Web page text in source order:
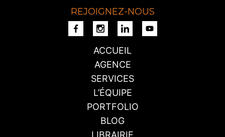
REJOIGNEZ-NOUS
ACCUEIL
AGENCE
SERVICES
L’ÉQUIPE
PORTFOLIO
BLOG
LIBRAIRIE